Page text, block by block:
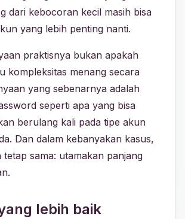
dari kebocoran kecil masih bisa
yang lebih penting nanti.
praktisnya bukan apakah
kompleksitas menang secara
yang sebenarnya adalah
seperti apa yang bisa
berulang kali pada tipe akun
Dan dalam kebanyakan kasus,
tetap sama: utamakan panjang
lebih baik